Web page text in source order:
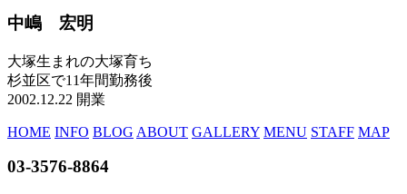
中嶋 宏明
大塚生まれの大塚育ち
杉並区で11年間勤務後
2002.12.22 開業
HOME INFO BLOG ABOUT GALLERY MENU STAFF MAP
03-3576-8864